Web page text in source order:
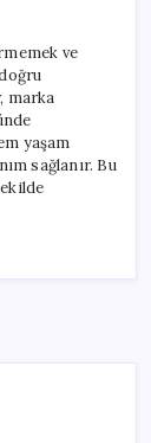
ve
marka
yaşam
sağlanır. Bu